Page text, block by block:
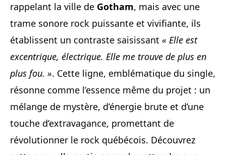
rappelant la ville de Gotham, mais avec une
trame sonore rock puissante et vivifiante, ils
établissent un contraste saisissant « Elle est
excentrique, électrique. Elle me trouve de plus en
plus fou. ». Cette ligne, emblématique du single,
résonne comme l’essence même du projet : un
mélange de mystère, d’énergie brute et d’une
touche d’extravagance, promettant de
révolutionner le rock québécois. Découvrez